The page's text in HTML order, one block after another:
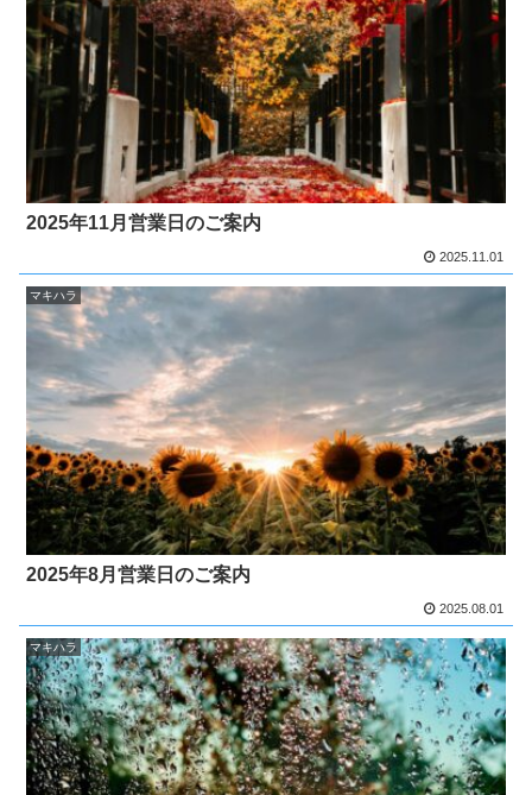
2025年11月営業日のご案内
2025.11.01
マキハラ
2025年8月営業日のご案内
2025.08.01
マキハラ